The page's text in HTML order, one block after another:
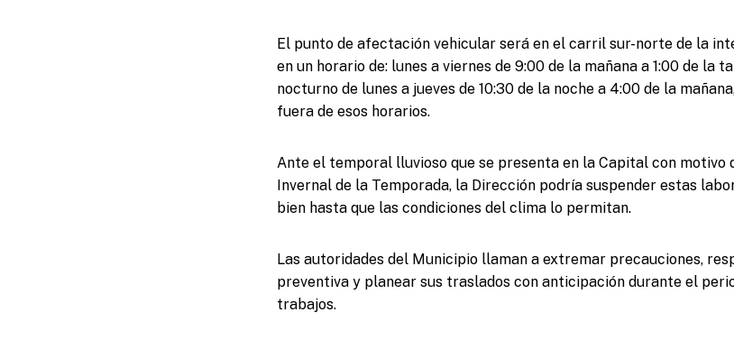
El punto de afectación vehicular será en el carril sur-norte de la
en un horario de: lunes a viernes de 9:00 de la mañana a 1:00 de la
nocturno de lunes a jueves de 10:30 de la noche a 4:00 de la
fuera de esos horarios.
Ante el temporal lluvioso que se presenta en la Capital con motivo
Invernal de la Temporada, la Dirección podría suspender estas
bien hasta que las condiciones del clima lo permitan.
Las autoridades del Municipio llaman a extremar precauciones,
preventiva y planear sus traslados con anticipación durante el
trabajos.